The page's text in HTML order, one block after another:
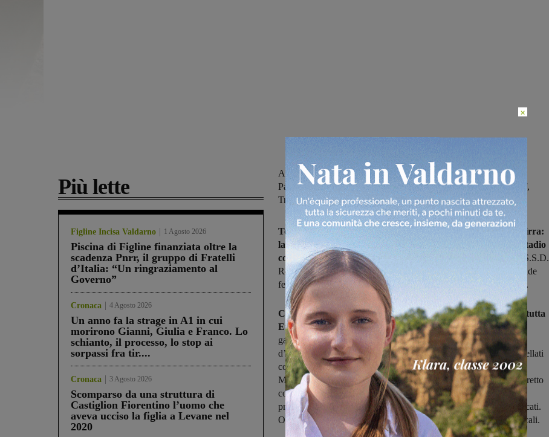
Più lette
Figline Incisa Valdarno 1 Agosto 2026
Piscina di Figline finanziata oltre la
scadenza Pnrr, il gruppo di Fratelli
d’Italia: “Un ringraziamento al
Governo”
Cronaca 4 Agosto 2026
Un anno fa la strage in A1 in cui
morirono Gianni, Giulia e Franco. Lo
schianto, il processo, lo stop ai
sorpassi fra tir....
Cronaca 3 Agosto 2026
Scomparso da una struttura di
Castiglion Fiorentino l’uomo che
aveva ucciso la figlia a Levane nel
2020
Appuntamento dal 2 al 5 luglio allo stadio comunale di Reggello.
Parteciperanno anche i comuni gemellati di Rossdorf, Voesendorf,
Trzebinia e Billy Montigny
Torna anche quest’anno a Reggello la Festa Europea della Birra:
la tredicesima edizione è in programma dal 2 al 5 luglio allo stadio
comunale. Organizzata dal Comune con la collaborazione della S.S.D.
Resco Reggello, proporrà quest'anno anche “Sport Time”, la grande
festa delle associazioni sportive che si svolgerà in contemporanea.
Come ogni anno si potranno assaggiare birre provenienti da tutta
Europae gustare pizza, ficattole ed altri piatti tipici negli stand
gastronomici che apriranno ogni sera a partire dalle 18,30. Ospiti
d’onore di entrambe le feste saranno le delegazioni dei paesi gemellati
con Reggello: Rossdorf (Germania), Voesendorf (Austria) e Billy
Montigny (Francia) e del comune di Trzebinia (Polonia) che ha stretto
con il comune valdarnese un patto di amicizia. I paesi ospiti
presenteranno la birra e le specialità dei loro territori in spazi dedicati.
Oltre a questo ogni serata sarà allietata dalla musica dei gruppi locali.
×